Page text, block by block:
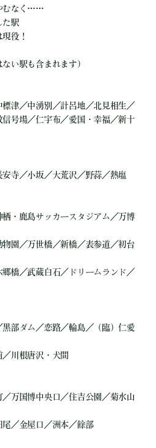
むなく……
た駅
役！
い駅も含まれます）
津／中湧別／計呂地／北見相生／
号場／仁宇布／愛国・幸福／新十
寺／小坂／大荒沢／野蒜／熱塩
・鹿島サッカースタジアム／万博
園／万世橋／新橋／表参道／初台
橋／武蔵白石／ドリームランド／
黒部ダム／恋路／輪島／（臨）仁愛
川根唐沢・犬間
万国博中央口／住吉公園／菊水山
／金屋口／洲本／餘部